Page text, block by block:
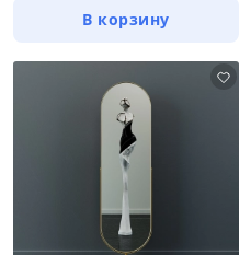
В корзину